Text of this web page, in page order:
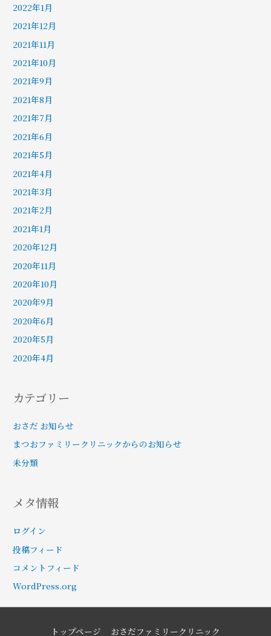
2022年1月
2021年12月
2021年11月
2021年10月
2021年9月
2021年8月
2021年7月
2021年6月
2021年5月
2021年4月
2021年3月
2021年2月
2021年1月
2020年12月
2020年11月
2020年10月
2020年9月
2020年6月
2020年5月
2020年4月
カテゴリー
おさだ お知らせ
まつおファミリークリニックからのお知らせ
未分類
メタ情報
ログイン
投稿フィード
コメントフィード
WordPress.org
トップページ おさだファミリークリニック